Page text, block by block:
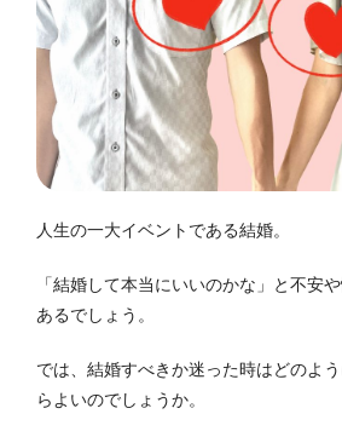
人生の一大イベントである結婚。
「結婚して本当にいいのかな」と不安
あるでしょう。
では、結婚すべきか迷った時はどのよ
らよいのでしょうか。